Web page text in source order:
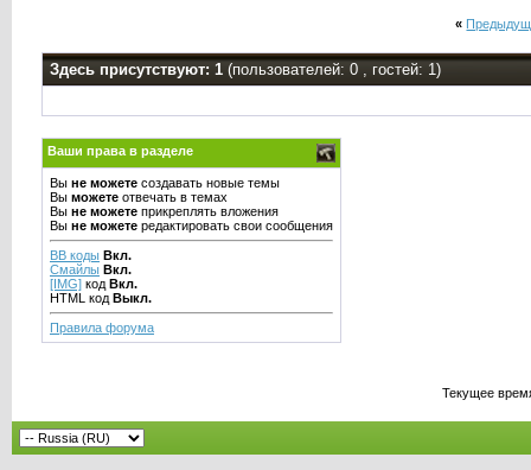
«
Здесь присутствуют: 1 (пользователей: 0 , гостей: 1)
Ваши права в разделе
Вы не можетесоздавать новые темы
Вы можетеотвечать в темах
Вы не можетеприкреплять вложения
Вы не можетередактировать свои сообщения
BB коды Вкл.
Смайлы Вкл.
[IMG]код Вкл.
HTML код Выкл.
Правила форума
Текущее